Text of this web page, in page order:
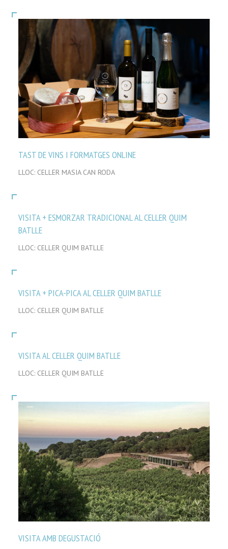
TAST DE VINS I FORMATGES ONLINE
LLOC: CELLER MASIA CAN RODA
VISITA + ESMORZAR TRADICIONAL AL CELLER QUIM
BATLLE
LLOC: CELLER QUIM BATLLE
VISITA + PICA-PICA AL CELLER QUIM BATLLE
LLOC: CELLER QUIM BATLLE
VISITA AL CELLER QUIM BATLLE
LLOC: CELLER QUIM BATLLE
VISITA AMB DEGUSTACIÓ